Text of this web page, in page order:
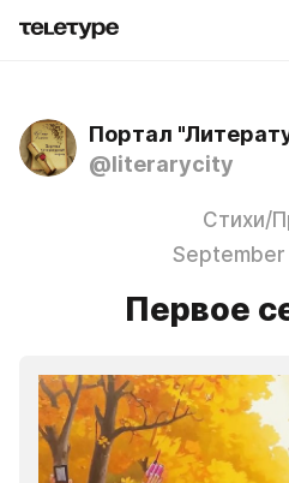
Портал
@literarycity
Стихи/
September
Первое